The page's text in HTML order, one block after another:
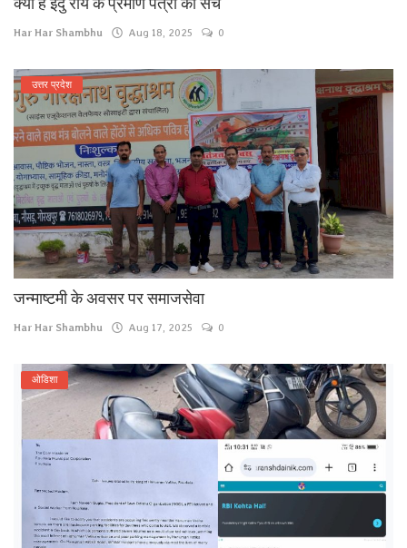
Har Har Shambhu Aug 18, 2025 0
उत्तर प्रदेश
जन्माष्टमी के अवसर पर समाजसेवा
Har Har Shambhu Aug 17, 2025 0
ओडिशा